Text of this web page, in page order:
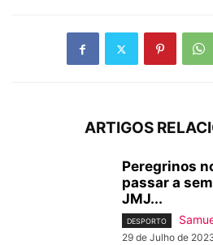
ARTIGOS
Peregrinos
passar a
JMJ...
DESPORTO
29 de Julho de